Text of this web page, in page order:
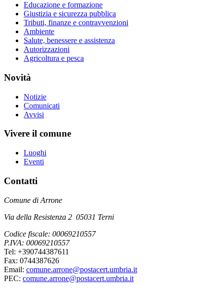
Educazione e formazione
Giustizia e sicurezza pubblica
Tributi, finanze e contravvenzioni
Ambiente
Salute, benessere e assistenza
Autorizzazioni
Agricoltura e pesca
Novità
Notizie
Comunicati
Avvisi
Vivere il comune
Luoghi
Eventi
Contatti
Comune di Arrone
Via della Resistenza 2 05031 Terni
Codice fiscale: 00069210557
P.IVA: 00069210557
Tel: +390744387611
Fax: 0744387626
Email: comune.arrone@postacert.umbria.it
PEC: comune.arrone@postacert.umbria.it